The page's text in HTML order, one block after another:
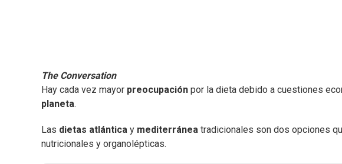
The Conversation
Hay cada vez mayor preocupación por la dieta debido a cuestiones
planeta.
Las dietas atlántica y mediterránea tradicionales son dos opciones
nutricionales y organolépticas.